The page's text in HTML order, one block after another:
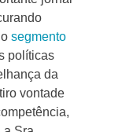
segmento
políticas
da
vontade